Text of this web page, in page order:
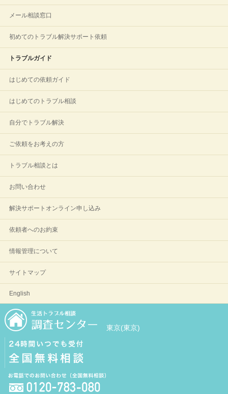
メール相談窓口
初めてのトラブル解決サポート依頼
トラブルガイド
はじめての依頼ガイド
はじめてのトラブル相談
自分でトラブル解決
ご依頼をお考えの方
トラブル相談とは
お問い合わせ
解決サポートオンライン申し込み
依頼者へのお約束
情報管理について
サイトマップ
English
東京(東京)